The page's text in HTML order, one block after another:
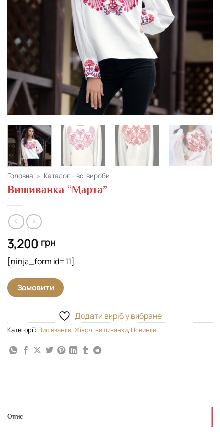
Головна » Каталог – всі вироби
Вишиванка “Марта”
3,200 грн
[ninja_form id=11]
Замовити
Додати виріб у вибране
Категорії: Вишиванки, Жіночі вишиванки, Новинки
Опис